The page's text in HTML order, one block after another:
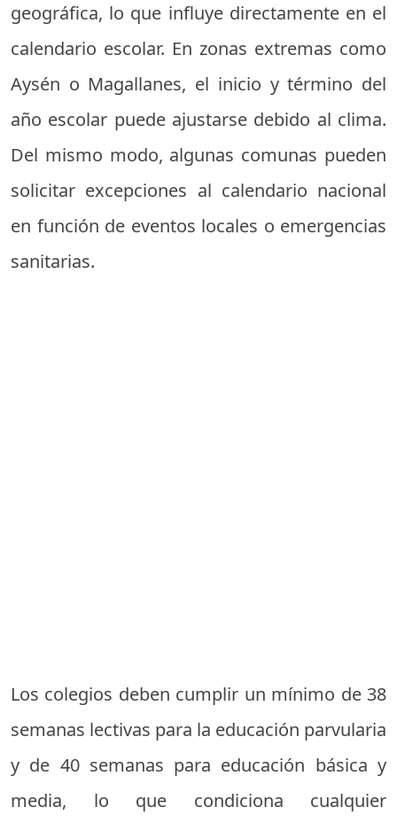
geográfica, lo que influye directamente en el
calendario escolar. En zonas extremas como
Aysén o Magallanes, el inicio y término del
año escolar puede ajustarse debido al clima.
Del mismo modo, algunas comunas pueden
solicitar excepciones al calendario nacional
en función de eventos locales o emergencias
sanitarias.
Los colegios deben cumplir un mínimo de 38
semanas lectivas para la educación parvularia
y de 40 semanas para educación básica y
media, lo que condiciona cualquier